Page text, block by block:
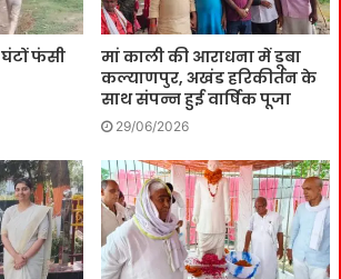
फंसी
मां काली की आराधना में डूबा
कल्याणपुर, अखंड हरिकीर्तन के
साथ संपन्न हुई वार्षिक पूजा
29/06/2026